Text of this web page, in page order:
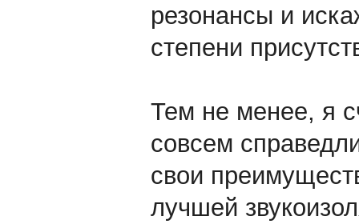
резонансы и
степени
Тем не менее, я
совсем
свои
лучшей